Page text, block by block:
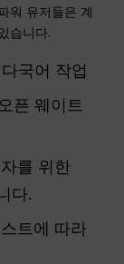
워 유저들은 계
습니다.
국어 작업
픈 웨이트
를 위한
다.
트에 따라